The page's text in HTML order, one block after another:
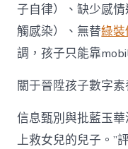
子自律）、缺少感
觸感染）、無替綠
調，孩子只能靠
關于晉陞孩子數字
信息甄別與批藍玉
上救女兒的兒子。”